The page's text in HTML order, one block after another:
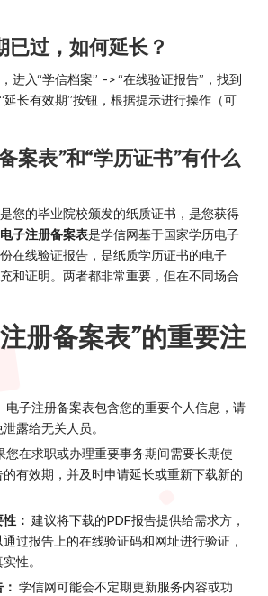
已过，如何延长？
进入“学信档案” -> “在线验证报告”，找到
延长有效期”按钮，根据提示进行操作（可
案表”和“学历证书”有什么
是您的毕业院校颁发的纸质证书，是您获得
电子注册备案表是学信网基于国家学历电子
在线验证报告，是纸质学历证书的电子
和证明。两者都非常重要，但在不同场合
册备案表”的重要注
电子注册备案表包含您的重要个人信息，请
露给无关人员。
您在求职或办理重要事务期间需要长期使
有效期，并及时申请延长或重新下载新的
： 建议将下载的PDF报告提供给需求方，
过报告上的在线验证码和网址进行验证，
性。
学信网可能会不定期更新服务内容或功